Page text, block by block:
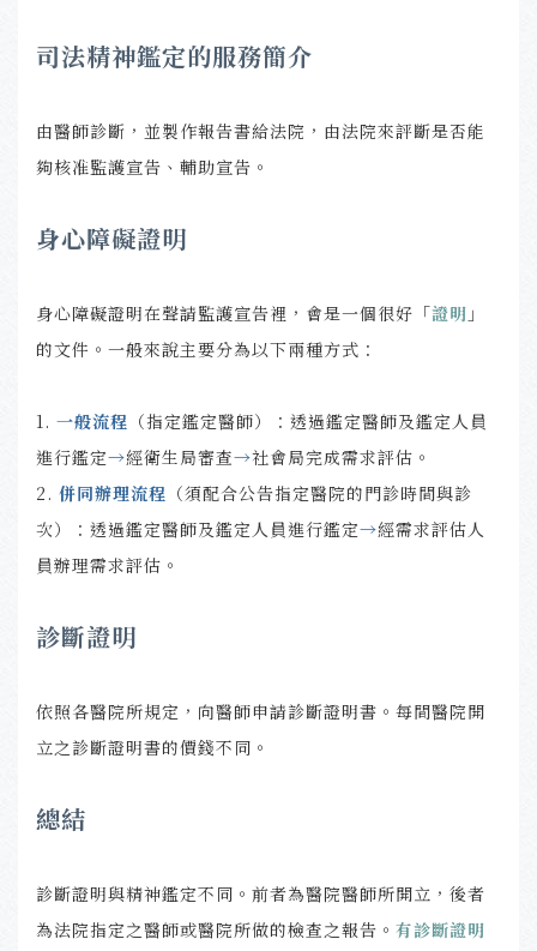
司法精神鑑定的服務簡介
由醫師診斷，並製作報告書給法院，由法院來評斷是否能
夠核准監護宣告、輔助宣告。
身心障礙證明
身心障礙證明在聲請監護宣告裡，會是一個很好「證明 」
的文件。一般來說主要分為以下兩種方式：
1. 一般流程 （指定鑑定醫師）：透過鑑定醫師及鑑定人員
進行鑑定→經衛生局審查→社會局完成需求評估。
2. 併同辦理流程 （須配合公告指定醫院的門診時間與診
次）：透過鑑定醫師及鑑定人員進行鑑定→經需求評估人
員辦理需求評估。
診斷證明
依照各醫院所規定，向醫師申請診斷證明書。每間醫院開
立之診斷證明書的價錢不同。
總結
診斷證明與精神鑑定不同。前者為醫院醫師所開立，後者
為法院指定之醫師或醫院所做的檢查之報告。 有診斷證明